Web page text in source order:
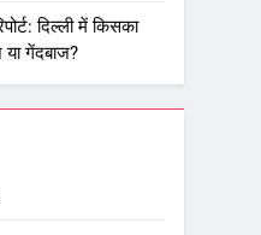
दिल्ली में किसका
या गेंदबाज?
सबसे असफल टीमें: एक
(2008-2026)